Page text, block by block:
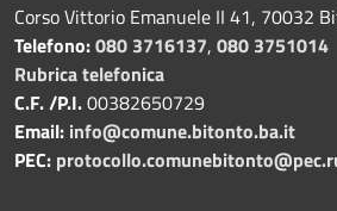
Corso Vittorio Emanuele II 41, 70032
Telefono:080 3716137, 080 3751014
Rubrica telefonica
C.F. /P.I.00382650729
Email: info@comune.bitonto.ba.it
PEC: